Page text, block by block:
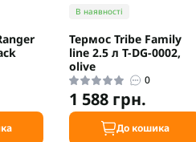
В наявності
Термос Tribe Family
line 2.5 л T-DG-0002,
olive
0
1 588 грн.
До кошика